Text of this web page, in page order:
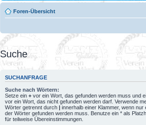
Foren-Übersicht
Suche
SUCHANFRAGE
Suche nach Wörtern:
Setze ein + vor ein Wort, das gefunden werden muss und
vor ein Wort, das nicht gefunden werden darf. Verwende
Wörter getrennt durch | innerhalb einer Klammer, wenn nur
der Wörter gefunden werden muss. Benutze ein * als
für teilweise Übereinstimmungen.